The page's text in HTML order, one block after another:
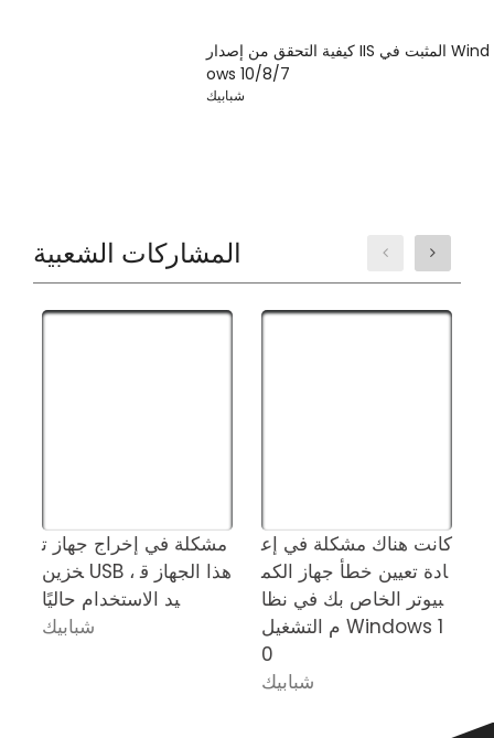
كيفية التحقق من إصدار IIS المثبت في Wind
ows 10/8/7
شبابيك
المشاركات الشعبية
مشكلة في إخراج جهاز ت
خزين USB ، هذا الجهاز ق
يد الاستخدام حاليًا
شبابيك
كانت هناك مشكلة في إع
ادة تعيين خطأ جهاز الكم
بيوتر الخاص بك في نظا
م التشغيل Windows 1
0
شبابيك